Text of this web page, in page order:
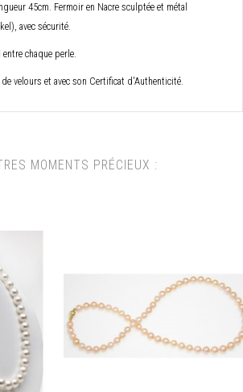
45cm. Fermoir en Nacre sculptée et métal
avec sécurité.
chaque perle.
velours et avec son Certificat d'Authenticité.
MOMENTS PRÉCIEUX :